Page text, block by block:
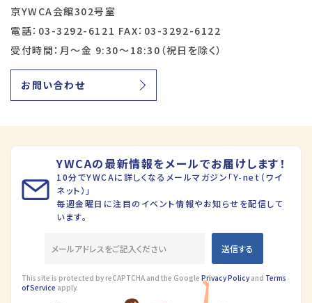
京YWCA会館302号室
電話：03-3292-6121 FAX：03-3292-6122
受付時間：月～金 9:30～18:30（祝日を除く）
お問い合わせ
YWCAの最新情報をメールでお届けします！
10分でYWCAに詳しくなるメールマガジン「Y-net（ワイ
ネット）」
毎週金曜日に注目のイベント情報やお知らせを配信して
います。
This site is protected by reCAPTCHA and the Google Privacy Policyand Terms
of Service apply.